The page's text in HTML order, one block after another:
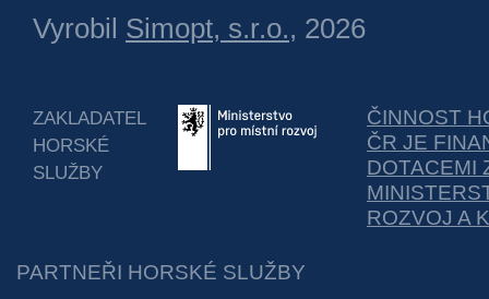
Vyrobil Simopt, s.r.o., 2026
ZAKLADATEL
HORSKÉ
SLUŽBY
ČINNOST
ČR JE
DOTACEMI
ROZVOJ A
PARTNEŘI HORSKÉ SLUŽBY